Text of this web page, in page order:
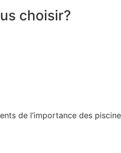
choisir?
de l’importance des